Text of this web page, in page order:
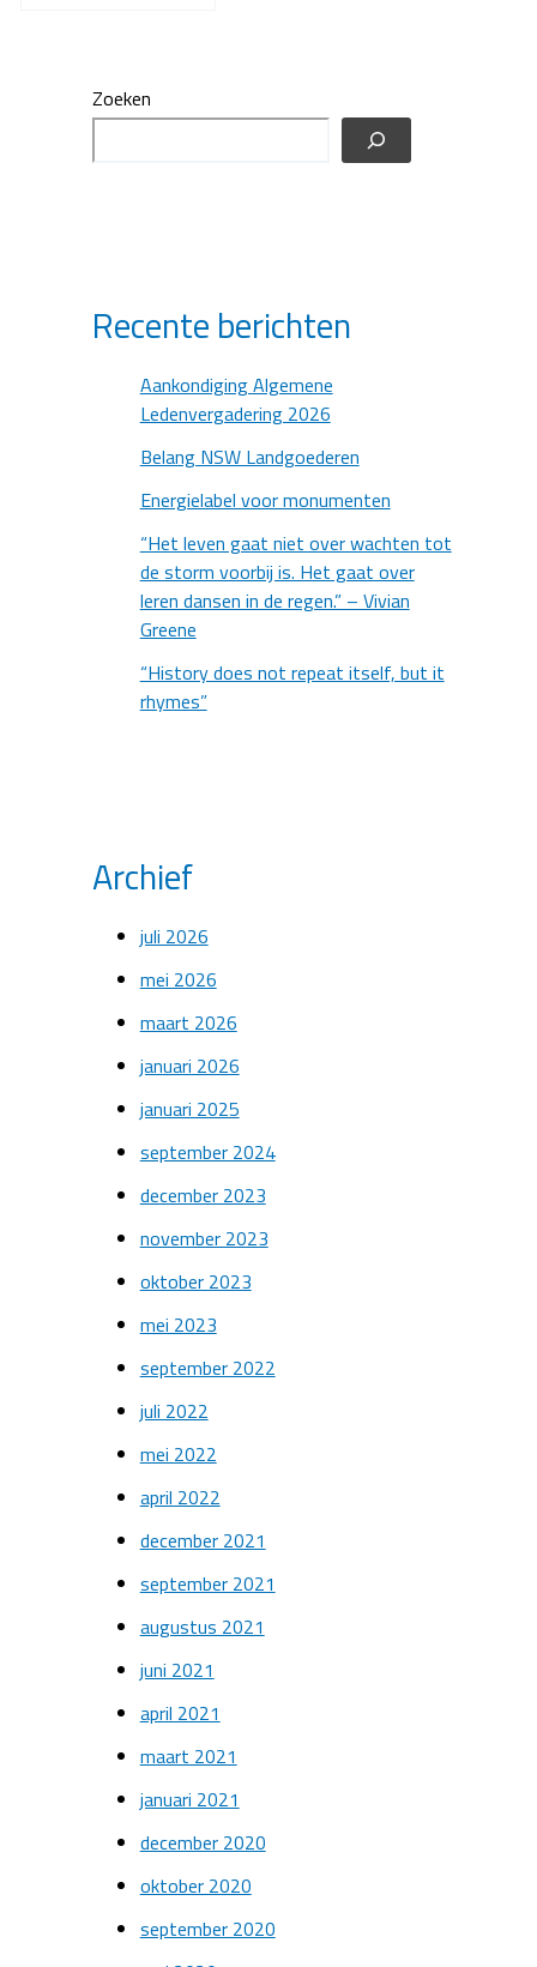
Zoeken
Recente berichten
Aankondiging Algemene
Ledenvergadering 2026
Belang NSW Landgoederen
Energielabel voor monumenten
“Het leven gaat niet over wachten tot
de storm voorbij is. Het gaat over
leren dansen in de regen.” – Vivian
Greene
“History does not repeat itself, but it
rhymes”
Archief
juli 2026
mei 2026
maart 2026
januari 2026
januari 2025
september 2024
december 2023
november 2023
oktober 2023
mei 2023
september 2022
juli 2022
mei 2022
april 2022
december 2021
september 2021
augustus 2021
juni 2021
april 2021
maart 2021
januari 2021
december 2020
oktober 2020
september 2020